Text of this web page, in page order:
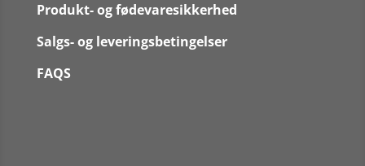
Produkt- og fødevaresikkerhed
Salgs- og leveringsbetingelser
FAQS